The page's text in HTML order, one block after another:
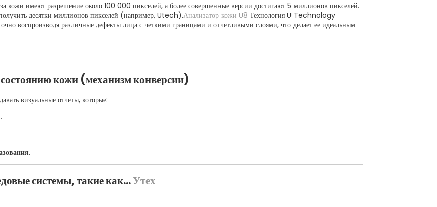
кожи имеют разрешение около 100 000 пикселей, а более совершенные версии достигают 5 миллионов пикселей.
десятки миллионов пикселей (например, Utech).Анализатор кожи U8 Технология U Technology
воспроизводя различные дефекты лица с четкими границами и отчетливыми слоями, что делает ее идеальным
кожи (механизм конверсии)
визуальные отчеты, которые:
.
системы, такие как...Утех